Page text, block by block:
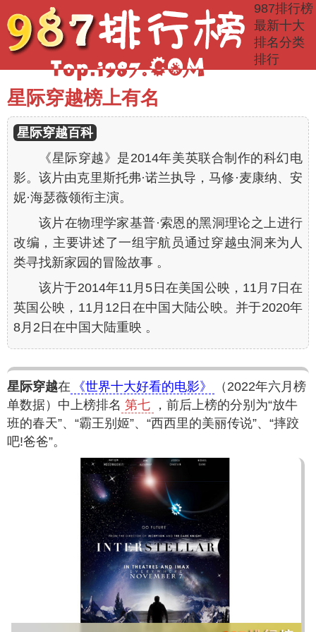
987排行榜
最新十大
排名分类
排行
星际穿越榜上有名
星际穿越百科
《星际穿越》是2014年美英联合制作的科幻电
影。该片由克里斯托弗·诺兰执导，马修·麦康纳、安
妮·海瑟薇领衔主演。
该片在物理学家基普·索恩的黑洞理论之上进行
改编，主要讲述了一组宇航员通过穿越虫洞来为人
类寻找新家园的冒险故事 。
该片于2014年11月5日在美国公映，11月7日在
英国公映，11月12日在中国大陆公映。并于2020年
8月2日在中国大陆重映 。
星际穿越在 《世界十大好看的电影》
（2022年六月榜
单数据）中上榜排名 第七
，前后上榜的分别为“放牛
班的春天”、“霸王别姬”、“西西里的美丽传说”、“摔跤
吧!爸爸”。